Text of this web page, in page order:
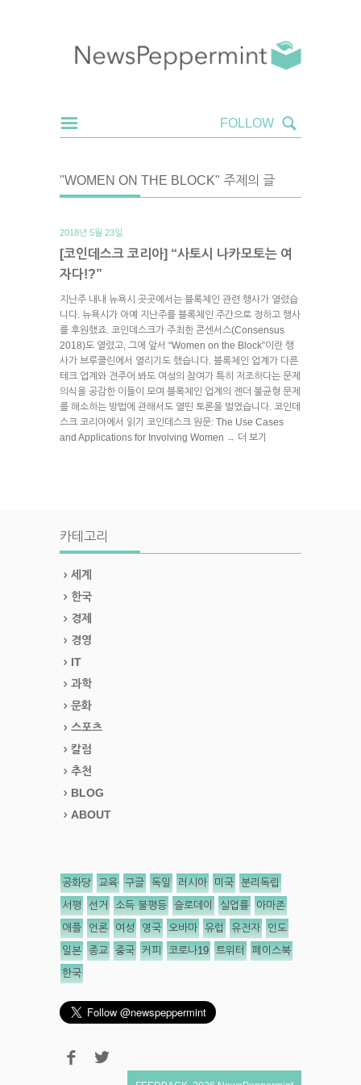
"WOMEN ON THE BLOCK" 주제의 글
2018년 5월 23일.
[코인데스크 코리아] “사토시 나카모토는 여
자다!?”
지난주 내내 뉴욕시 곳곳에서는 블록체인 관련 행사가 열렸습
니다. 뉴욕시가 아예 지난주를 블록체인 주간으로 정하고 행사
를 후원했죠. 코인데스크가 주최한 콘센서스(Consensus
2018)도 열렸고, 그에 앞서 “Women on the Block”이란 행
사가 브루클린에서 열리기도 했습니다. 블록체인 업계가 다른
테크 업계와 견주어 봐도 여성의 참여가 특히 저조하다는 문제
의식을 공감한 이들이 모여 블록체인 업계의 젠더 불균형 문제
를 해소하는 방법에 관해서도 열띤 토론을 벌였습니다. 코인데
스크 코리아에서 읽기 코인데스크 원문: The Use Cases
and Applications for Involving Women → 더 보기
카테고리
세계
한국
경제
경영
IT
과학
문화
스포츠
칼럼
추천
BLOG
ABOUT
공화당 교육 구글 독일 러시아 미국 분리독립
서평 선거 소득 불평등 슬로데이 실업률 아마존
애플 언론 여성 영국 오바마 유럽 유전자 인도
일본 종교 중국 커피 코로나19 트위터 페이스북
한국